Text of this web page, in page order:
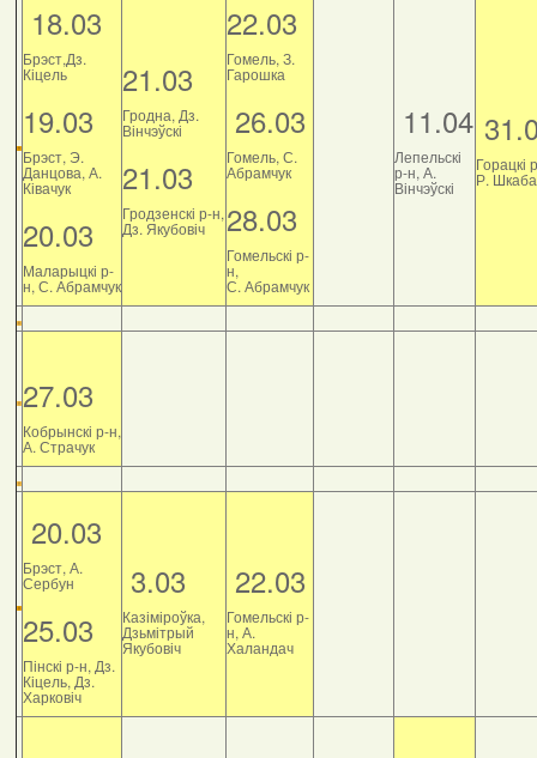
18.03
Брэст,Дз.
Кіцель
19.03
Брэст, Э.
Данцова, А.
Ківачук
20.03
Маларыцкі р-
н, С. Абрамчук
21.03
Гродна, Дз.
Вінчэўскі
21.03
Гродзенскі р-н,
Дз. Якубовіч
22.03
Гомель, З.
Гарошка
26.03
Гомель, С.
Абрамчук
28.03
Гомельскі р-
н,
С. Абрамчук
11.04
Лепельскі
р-н, А.
Вінчэўскі
Горацкі
Р.
27.03
Кобрынскі р-н,
А. Страчук
20.03
Брэст, А.
Сербун
25.03
Пінскі р-н, Дз.
Кіцель, Дз.
Харковіч
3.03
Казіміроўка,
Дзьмітрый
Якубовіч
22.03
Гомельскі р-
н, А.
Халандач